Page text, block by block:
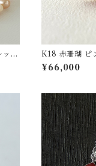
K18 赤珊瑚 ピ
ェーン付 fb-43
¥66,000